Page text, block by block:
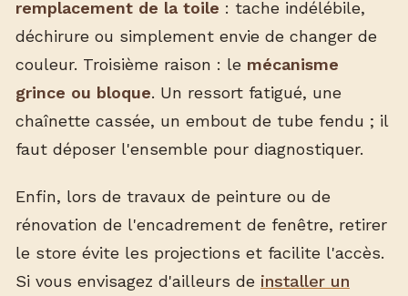
remplacement de la toile : tache indélébile,
déchirure ou simplement envie de changer de
couleur. Troisième raison : le mécanisme
grince ou bloque. Un ressort fatigué, une
chaînette cassée, un embout de tube fendu ; il
faut déposer l'ensemble pour diagnostiquer.
Enfin, lors de travaux de peinture ou de
rénovation de l'encadrement de fenêtre, retirer
le store évite les projections et facilite l'accès.
Si vous envisagez d'ailleurs de installer un